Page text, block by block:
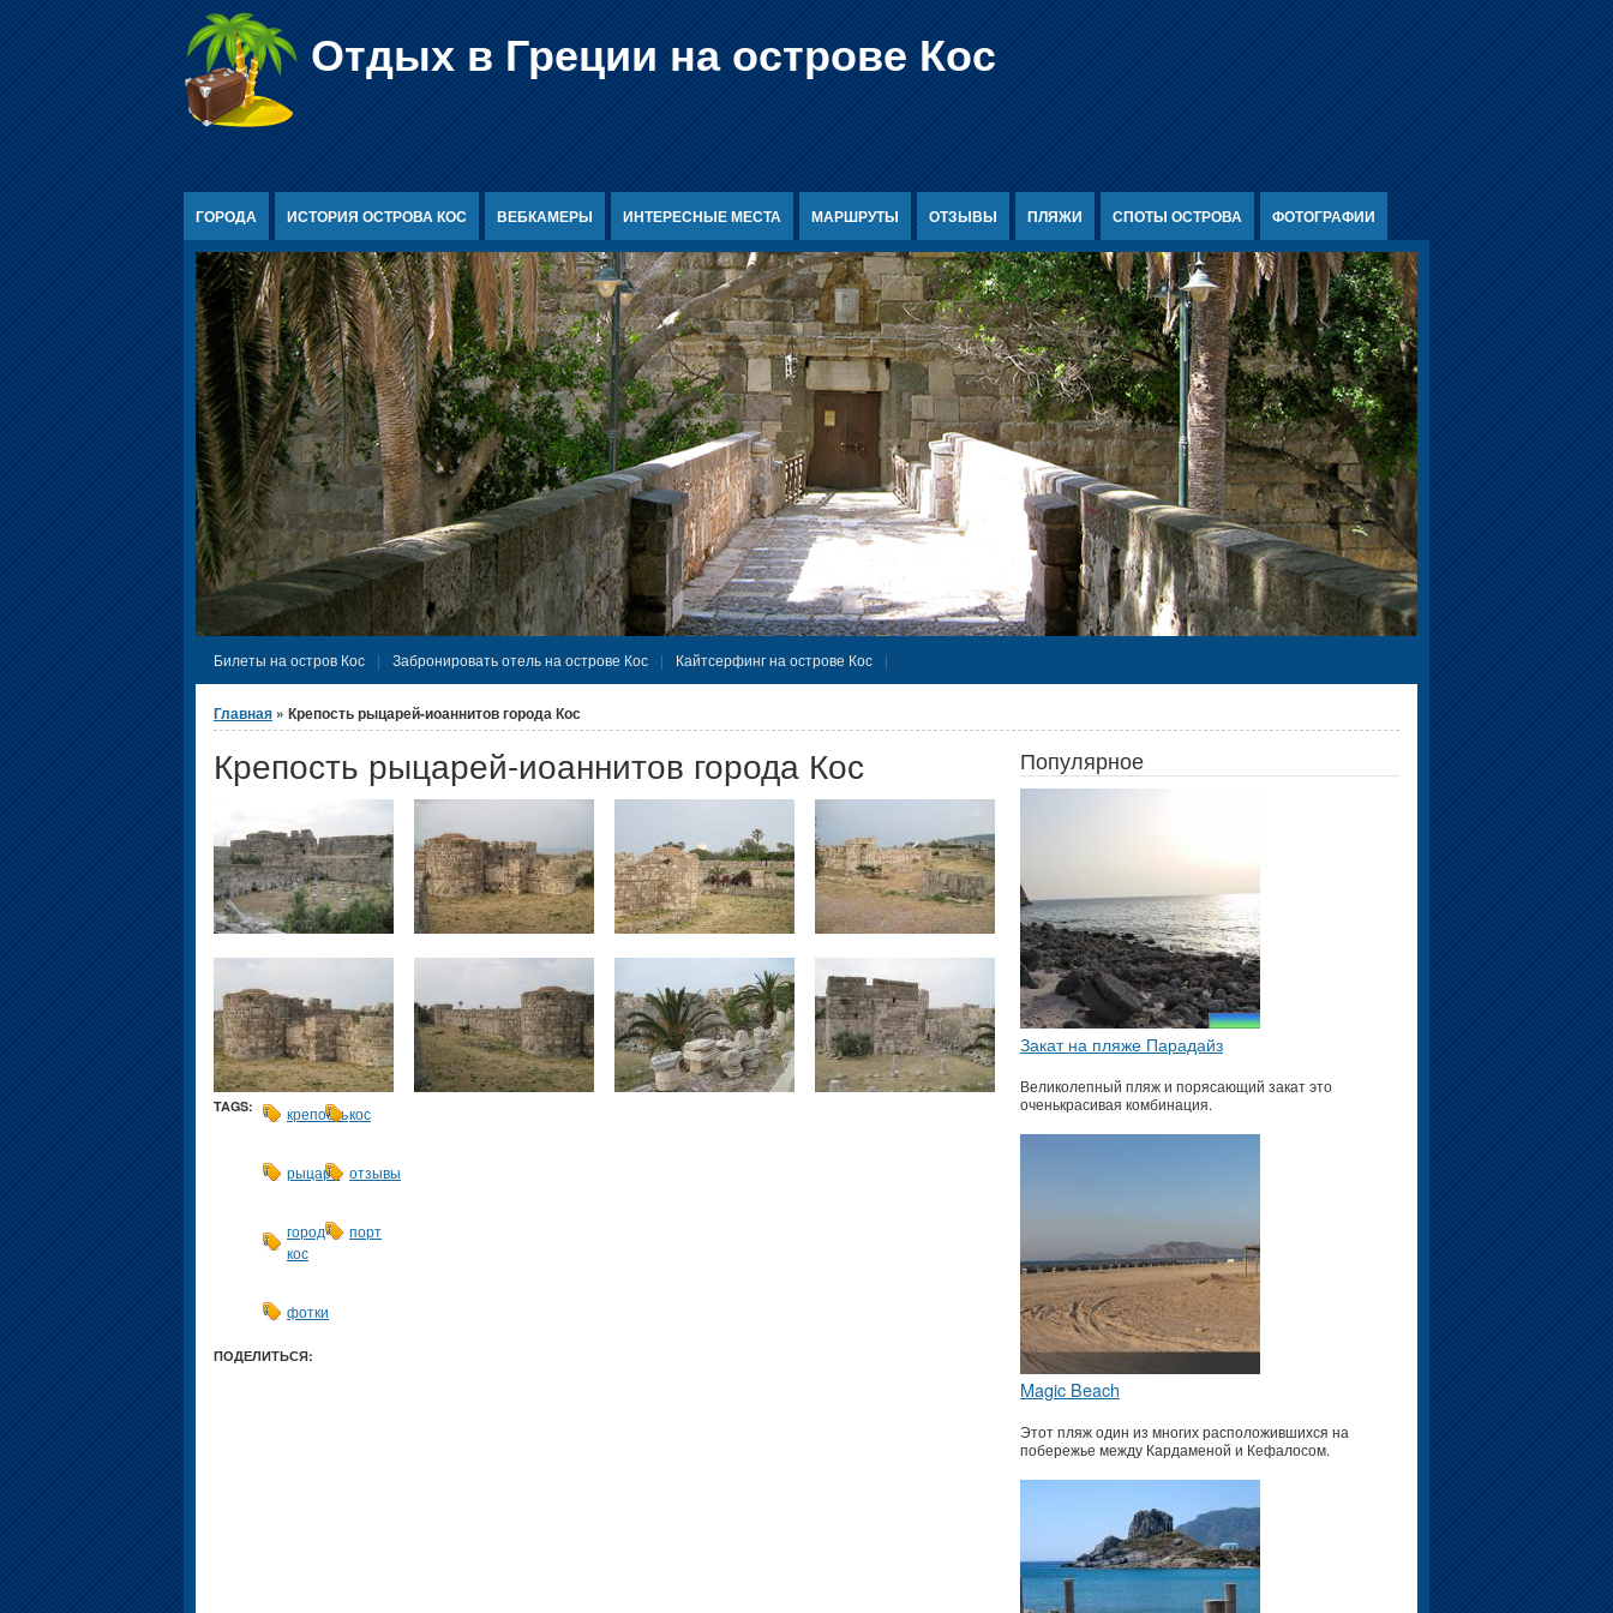
Отдых в Греции на острове Кос
ГОРОДА ИСТОРИЯ ОСТРОВА КОС ВЕБКАМЕРЫ ИНТЕРЕСНЫЕ МЕСТА МАРШРУТЫ ОТЗЫВЫ ПЛЯЖИ СПОТЫ ОСТРОВА ФОТОГРАФИИ
Билеты на остров Кос Забронировать отель на острове Кос Кайтсерфинг на острове Кос
Вы здесь
Главная » Крепость рыцарей-иоаннитов города Кос
Крепость рыцарей-иоаннитов города Кос
TAGS: крепостькос
рыцари отзывы
город
кос
порт
фотки
ПОДЕЛИТЬСЯ:
Популярное
Закат на пляже Парадайз
Великолепный пляж и порясающий закат это
оченькрасивая комбинация.
Magic Beach
Этот пляж один из многих расположившихся на
побережье между Кардаменой и Кефалосом.